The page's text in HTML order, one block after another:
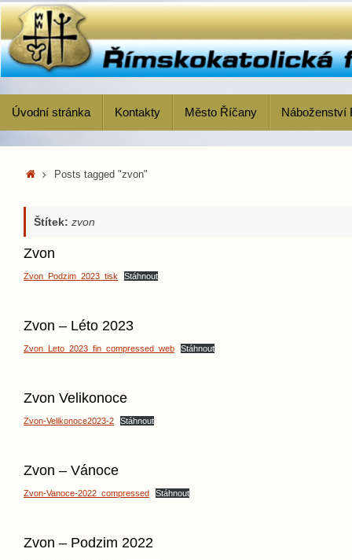
Skip
to
content
content
Úvodní stránka Kontakty Město Říčany Náboženství
HomePosts tagged "zvon"
Štítek: zvon
Zvon
Zvon_Podzim_2023_tisk Stáhnout
Zvon – Léto 2023
Zvon_Leto_2023_fin_compressed_web Stáhnout
Zvon Velikonoce
Zvon-Velikonoce2023-2 Stáhnout
Zvon – Vánoce
Zvon-Vanoce-2022_compressed Stáhnout
Zvon – Podzim 2022